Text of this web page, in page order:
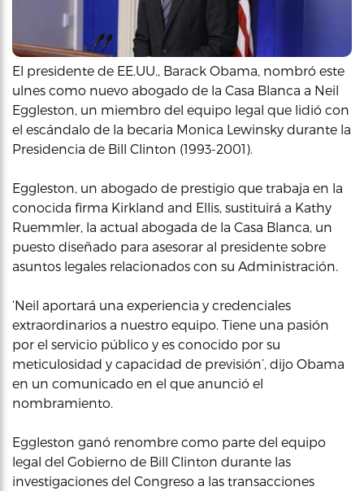
El presidente de EE.UU., Barack Obama, nombró este
ulnes como nuevo abogado de la Casa Blanca a Neil
Eggleston, un miembro del equipo legal que lidió con
el escándalo de la becaria Monica Lewinsky durante la
Presidencia de Bill Clinton (1993-2001).
Eggleston, un abogado de prestigio que trabaja en la
conocida firma Kirkland and Ellis, sustituirá a Kathy
Ruemmler, la actual abogada de la Casa Blanca, un
puesto diseñado para asesorar al presidente sobre
asuntos legales relacionados con su Administración.
‘Neil aportará una experiencia y credenciales
extraordinarios a nuestro equipo. Tiene una pasión
por el servicio público y es conocido por su
meticulosidad y capacidad de previsión’, dijo Obama
en un comunicado en el que anunció el
nombramiento.
Eggleston ganó renombre como parte del equipo
legal del Gobierno de Bill Clinton durante las
investigaciones del Congreso a las transacciones